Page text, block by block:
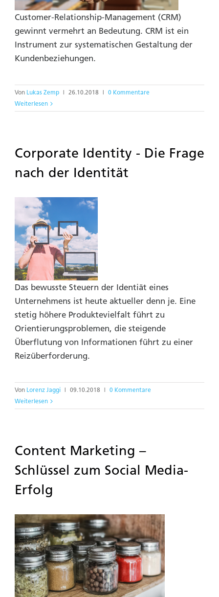
Customer-Relationship-Management (CRM)
gewinnt vermehrt an Bedeutung. CRM ist ein
Instrument zur systematischen Gestaltung der
Kundenbeziehungen.
Von Lukas Zemp 26.10.2018
0 Kommentare
Weiterlesen
Corporate Identity - Die Frage
nach der Identität
Das bewusste Steuern der Identiät eines
Unternehmens ist heute aktueller denn je. Eine
stetig höhere Produktevielfalt führt zu
Orientierungsproblemen, die steigende
Überflutung von Informationen führt zu einer
Reizüberforderung.
Von Lorenz Jaggi 09.10.2018
0 Kommentare
Weiterlesen
Content Marketing –
Schlüssel zum Social Media-
Erfolg